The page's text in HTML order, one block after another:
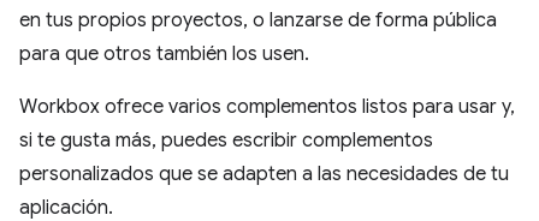
en tus propios proyectos, o lanzarse de forma pública
para que otros también los usen.
Workbox ofrece varios complementos listos para usar y,
si te gusta más, puedes escribir complementos
personalizados que se adapten a las necesidades de tu
aplicación.